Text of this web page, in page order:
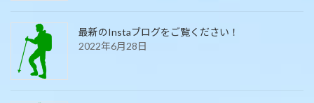
最新のInstaブログをご覧ください！
2022年6月28日